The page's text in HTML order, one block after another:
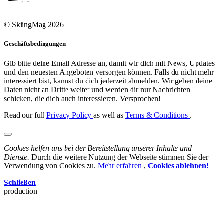
© SkiingMag 2026
Geschäftsbedingungen
Gib bitte deine Email Adresse an, damit wir dich mit News, Updates
und den neuesten Angeboten versorgen können. Falls du nicht mehr
interessiert bist, kannst du dich jederzeit abmelden. Wir geben deine
Daten nicht an Dritte weiter und werden dir nur Nachrichten
schicken, die dich auch interessieren. Versprochen!
Read our full Privacy Policy as well as Terms & Conditions .
Cookies helfen uns bei der Bereitstellung unserer Inhalte und
Dienste. Durch die weitere Nutzung der Webseite stimmen Sie der
Verwendung von Cookies zu. Mehr erfahren , Cookies ablehnen!
Schließen
production